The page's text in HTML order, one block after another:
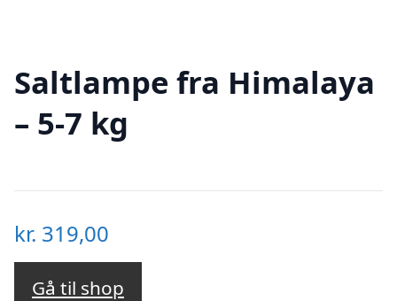
Saltlampe fra Himalaya
– 5-7 kg
kr. 319,00
Gå til shop